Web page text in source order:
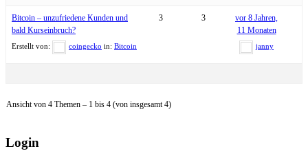
Bitcoin – unzufriedene Kunden und
bald Kurseinbruch?
Erstellt von: coingecko in: Bitcoin
3 3
vor 8 Jahren,
11 Monaten
janny
Ansicht von 4 Themen – 1 bis 4 (von insgesamt 4)
Login